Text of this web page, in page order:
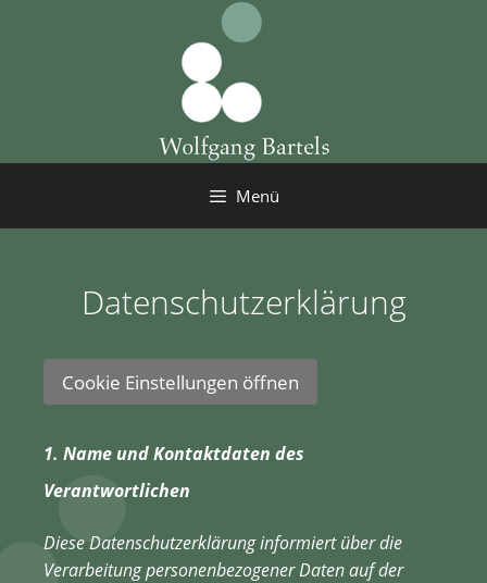
Menü
Datenschutzerklärung
Cookie Einstellungen öffnen
1. Name und Kontaktdaten des
Verantwortlichen
Diese Datenschutzerklärung informiert über die
Verarbeitung personenbezogener Daten auf der